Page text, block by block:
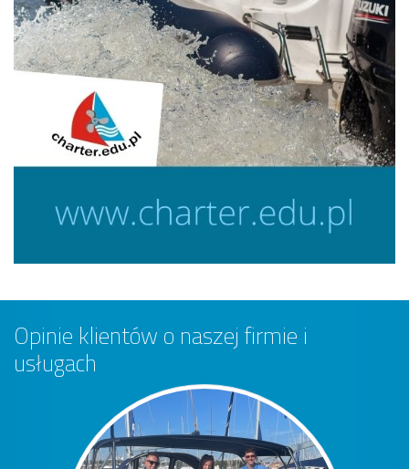
Opinie klientów o naszej firmie i
usługach